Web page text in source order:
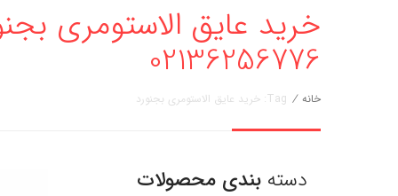
خرید عایق الاستومری
02136256776
خانه / Tag: خرید عایق الاستومری بجنورد
دسته بندی محصولات